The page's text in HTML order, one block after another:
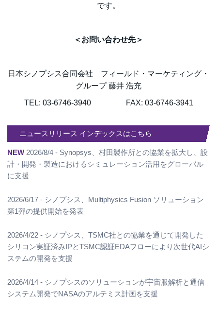
です。
＜お問い合わせ先＞
日本シノプシス合同会社 フィールド・マーケティング・
グループ 藤井 浩充
TEL: 03-6746-3940 FAX: 03-6746-3941
ニュースリリース インデックスはこちら
NEW 2026/8/4 - Synopsys、村田製作所との協業を拡大し、設
計・開発・製造におけるシミュレーション活用をグローバル
に支援
2026/6/17 - シノプシス、Multiphysics Fusion ソリューション
第1弾の提供開始を発表
2026/4/22 - シノプシス、TSMC社との協業を通じて開発した
シリコン実証済みIPとTSMC認証EDAフローにより次世代AIシ
ステムの開発を支援
2026/4/14 - シノプシスのソリューションが宇宙服解析と通信
システム開発でNASAのアルテミス計画を支援